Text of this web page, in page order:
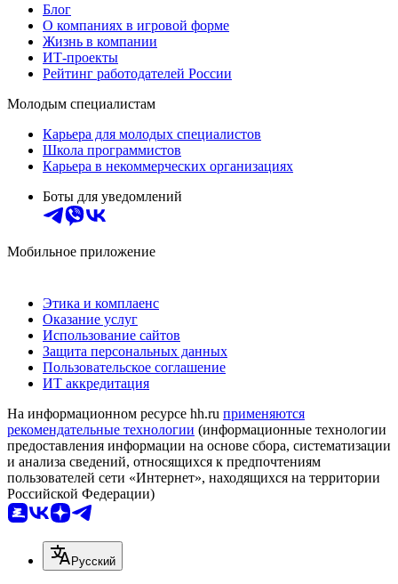
Блог
О компаниях в игровой форме
Жизнь в компании
ИТ-проекты
Рейтинг работодателей России
Молодым специалистам
Карьера для молодых специалистов
Школа программистов
Карьера в некоммерческих организациях
Боты для уведомлений
Мобильное приложение
Этика и комплаенс
Оказание услуг
Использование сайтов
Защита персональных данных
Пользовательское соглашение
ИТ аккредитация
На информационном ресурсе hh.ru применяются
рекомендательные технологии (информационные технологии
предоставления информации на основе сбора, систематизации
и анализа сведений, относящихся к предпочтениям
пользователей сети «Интернет», находящихся на территории
Российской Федерации)
Русский